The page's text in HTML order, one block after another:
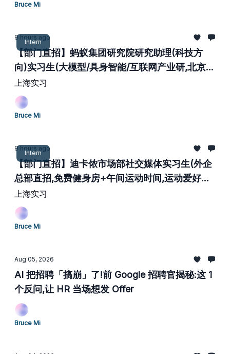
Bruce Mi
Intern
9 hours ago
【部门直招】蚂蚁集团研究院研究助理(科技方
向)实习生(大模型/具身智能/互联网产业研,北京/
上海/杭州)
上海实习
Bruce Mi
Intern
9 hours ago
【部门直招】迪卡侬市场部社交媒体实习生(外企
总部直招,免费健身房+午间运动时间,运动爱好者
天花板)
上海实习
Bruce Mi
Aug 05, 2026
AI 把招聘「搞崩」了!前 Google 招聘官揭秘:这 1
个反问,让 HR 当场想发 Offer
Bruce Mi